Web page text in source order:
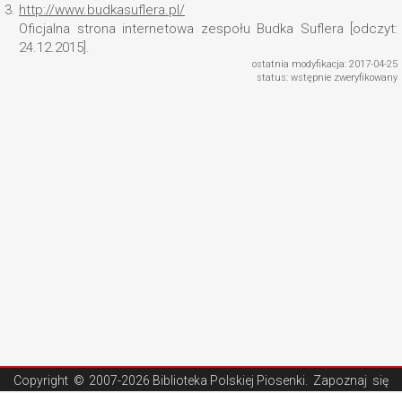
3. http://www.budkasuflera.pl/
Oficjalna strona internetowa zespołu Budka Suflera [odczyt:
24.12.2015].
ostatnia modyfikacja: 2017-04-25
status: wstępnie zweryfikowany
Copyright © 2007-2026 Biblioteka Polskiej Piosenki . Zapoznaj się